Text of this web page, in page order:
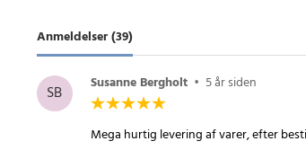
Anmeldelser (39)
SB Susanne Bergholt • 5 år siden